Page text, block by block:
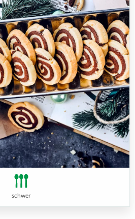
schwer